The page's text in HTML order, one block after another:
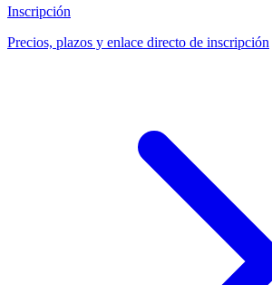
Inscripción
Precios, plazos y enlace directo de inscripción